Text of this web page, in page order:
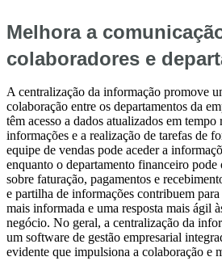
Melhora a
colaboradores e
A centralização da informação promove
colaboração entre os departamentos da
têm acesso a dados atualizados em
informações e a realização de tarefas de
equipe de vendas pode aceder a
enquanto o departamento financeiro pode
sobre faturação, pagamentos e
e partilha de informações contribuem
mais informada e uma resposta mais ágil
negócio. No geral, a centralização da
um software de gestão empresarial
evidente que impulsiona a colaboração e